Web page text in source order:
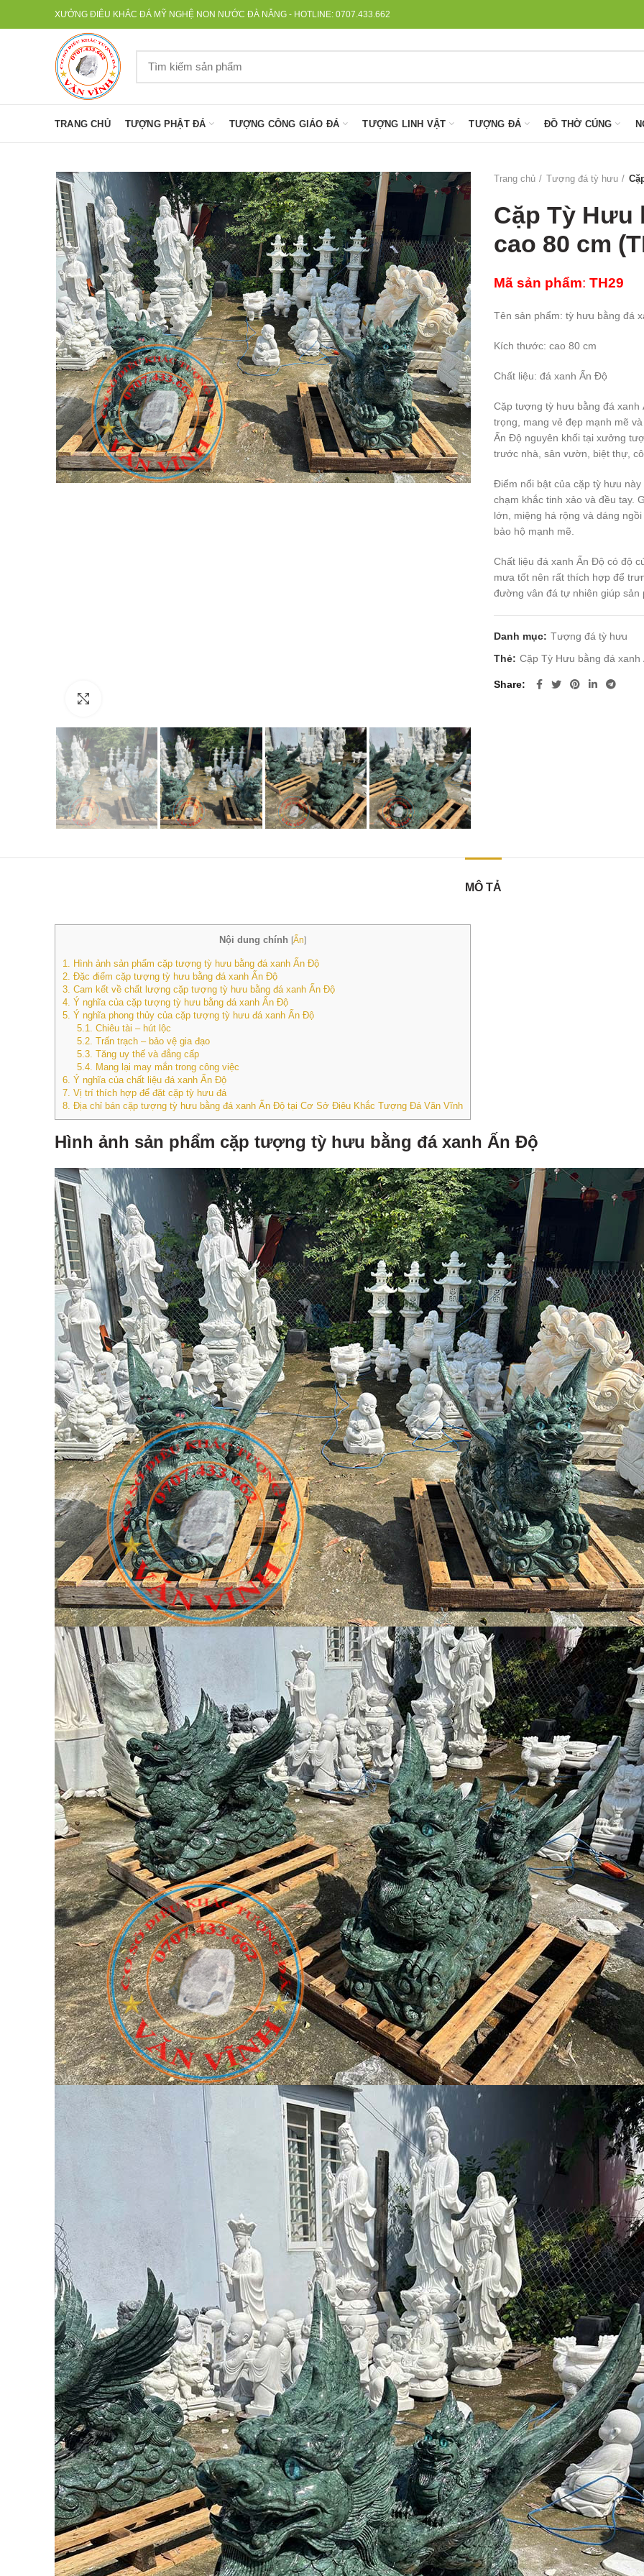
XƯỞNG ĐIÊU KHẮC ĐÁ MỸ NGHỆ NON NƯỚC ĐÀ NẴNG - HOTLINE: 0707.433.662
TRANG CHỦ TƯỢNG PHẬT ĐÁ TƯỢNG CÔNG GIÁO ĐÁ TƯỢNG LINH VẬT TƯỢNG ĐÁ ĐỒ THỜ CÚNG
Trang chủ Tượng đá tỳ hưu
Cặp Tỳ Hưu
cao 80 cm
Mã sản phẩm: TH29
Tên sản phẩm: tỳ hưu bằng đá
Kích thước: cao 80 cm
Chất liệu: đá xanh Ấn Độ
Cặp tượng tỳ hưu bằng đá
trọng, mang vẻ đẹp mạnh mẽ
Ấn Độ nguyên khối tại xưởng
trước nhà, sân vườn, biệt thự,
Điểm nổi bật của cặp tỳ hưu
chạm khắc tinh xảo và đều tay.
lớn, miệng há rộng và dáng
bảo hộ mạnh mẽ.
Chất liệu đá xanh Ấn Độ có độ
mưa tốt nên rất thích hợp để
đường vân đá tự nhiên giúp sản
Danh mục: Tượng đá tỳ hưu
Thẻ: Cặp Tỳ Hưu bằng đá xanh
Share
MÔ TẢ
Nội dung chính [Ẩn]
1.
Hình ảnh sản phẩm cặp tượng tỳ hưu bằng đá xanh Ấn Độ
2. Đặc điểm cặp tượng tỳ hưu bằng đá xanh Ấn Độ
3. Cam kết về chất lượng cặp tượng tỳ hưu bằng đá xanh Ấn Độ
4. Ý nghĩa của cặp tượng tỳ hưu bằng đá xanh Ấn Độ
5. Ý nghĩa phong thủy của cặp tượng tỳ hưu đá xanh Ấn Độ
5.1.
Chiêu tài – hút lộc
5.2. Trấn trạch – bảo vệ gia đạo
5.3. Tăng uy thế và đẳng cấp
5.4. Mang lại may mắn trong công việc
6. Ý nghĩa của chất liệu đá xanh Ấn Độ
7. Vị trí thích hợp để đặt cặp tỳ hưu đá
8. Địa chỉ bán cặp tượng tỳ hưu bằng đá xanh Ấn Độ tại Cơ Sở Điêu Khắc Tượng Đá Văn Vĩnh
Hình ảnh sản phẩm cặp tượng tỳ hưu bằng đá xanh Ấn Độ